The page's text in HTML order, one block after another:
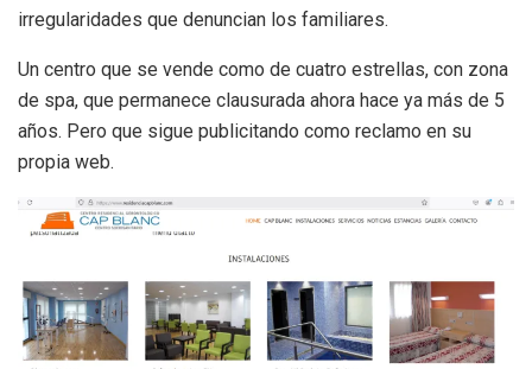
irregularidades que denuncian los familiares.
Un centro que se vende como de cuatro estrellas, con zona
de spa, que permanece clausurada ahora hace ya más de 5
años. Pero que sigue publicitando como reclamo en su
propia web.